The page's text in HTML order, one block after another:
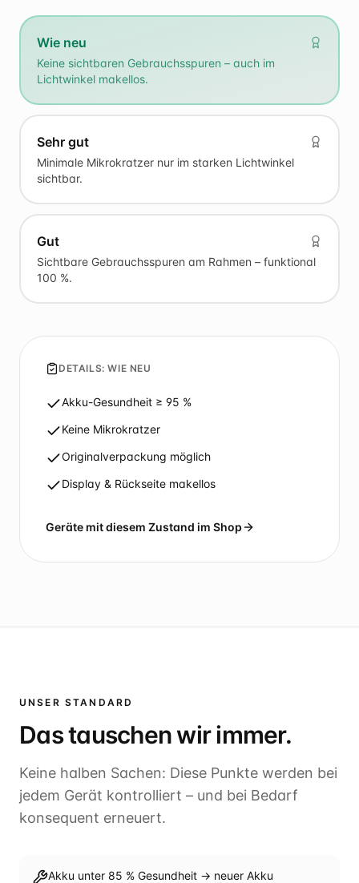
Wie neu
Keine sichtbaren Gebrauchsspuren – auch im
Lichtwinkel makellos.
Sehr gut
Minimale Mikrokratzer nur im starken Lichtwinkel
sichtbar.
Gut
Sichtbare Gebrauchsspuren am Rahmen – funktional
100 %.
DETAILS:WIE NEU
Akku-Gesundheit ≥ 95 %
Keine Mikrokratzer
Originalverpackung möglich
Display & Rückseite makellos
Geräte mit diesem Zustand im Shop
UNSER STANDARD
Das tauschen wirimmer.
Keine halben Sachen: Diese Punkte werden bei
jedem Gerät kontrolliert – und bei Bedarf
konsequent erneuert.
Akku unter 85 % Gesundheit → neuer Akku